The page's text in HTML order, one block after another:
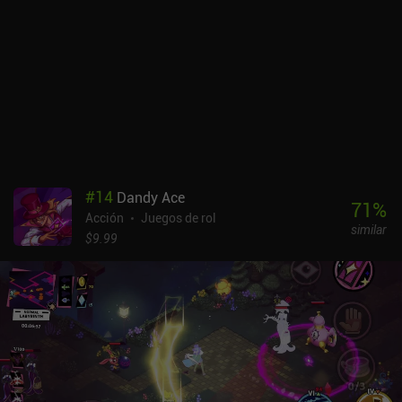
#14 Dandy Ace
Acción
Juegos de rol
$9.99
71%
similar